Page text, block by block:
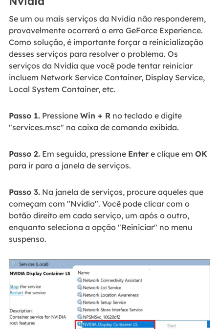
Se um ou mais serviços da Nvidia não responderem,
provavelmente ocorrerá o erro GeForce Experience.
Como solução, é importante forçar a reinicialização
desses serviços para resolver o problema. Os
serviços da Nvidia que você pode tentar reiniciar
incluem Network Service Container, Display Service,
Local System Container, etc.
Passo 1.Pressione Win + Rno teclado e digite
"services.msc" na caixa de comando exibida.
Passo 2.Em seguida, pressione Entere clique em OK
para ir para a janela de serviços.
Passo 3.Na janela de serviços, procure aqueles que
começam com "Nvidia". Você pode clicar com o
botão direito em cada serviço, um após o outro,
enquanto seleciona a opção "Reiniciar" no menu
suspenso.